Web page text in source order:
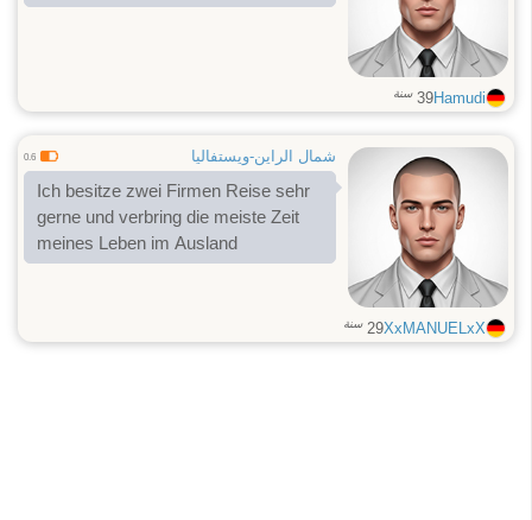
Hamudi
39 سنة
شمال الراين-ويستفاليا 0.6
Ich besitze zwei Firmen Reise sehr
gerne und verbring die meiste Zeit
meines Leben im Ausland
XxMANUELxX
29 سنة